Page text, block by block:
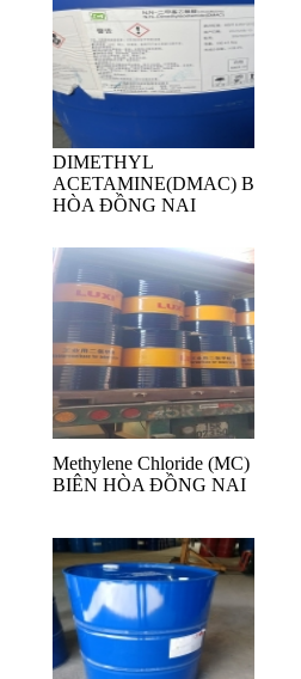
DIMETHYL
ACETAMINE(DMAC) BIÊN
HÒA ĐỒNG NAI
Methylene Chloride (MC) Luxi
BIÊN HÒA ĐỒNG NAI